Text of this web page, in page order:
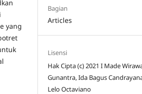
yang
Bagian
Articles
Lisensi
Hak Cipta (c) 2021 I Made
Gunantra, Ida Bagus
Lelo Octaviano